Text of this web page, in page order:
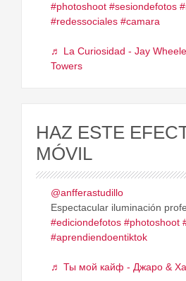
#photoshoot #sesiondefotos
#redessociales #camara
♬ La Curiosidad - Jay
Towers
HAZ ESTE
MÓVIL
@anfferastudillo
Espectacular iluminación
#ediciondefotos #photoshoot
#aprendiendoentiktok
♬ Ты мой кайф - Джаро &